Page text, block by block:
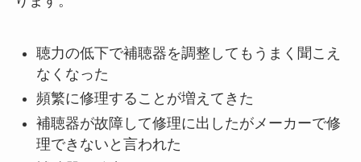
聴力の低下で補聴器を調整してもうまく聞こえ
なくなった
頻繁に修理することが増えてきた
補聴器が故障して修理に出したがメーカーで修
理できないと言われた